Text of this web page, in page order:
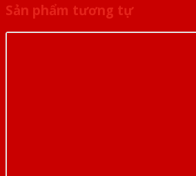
Sản phẩm tương tự